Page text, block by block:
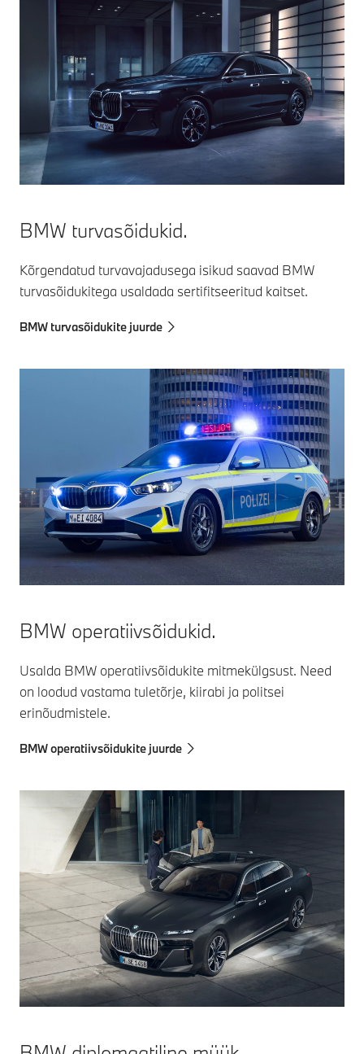
BMW turvasõidukid.
Kõrgendatud turvavajadusega isikud saavad BMW
turvasõidukitega usaldada sertifitseeritud kaitset.
BMW turvasõidukite juurde
BMW operatiivsõidukid.
Usalda BMW operatiivsõidukite mitmekülgsust. Need
on loodud vastama tuletõrje, kiirabi ja politsei
erinõudmistele.
BMW operatiivsõidukite juurde